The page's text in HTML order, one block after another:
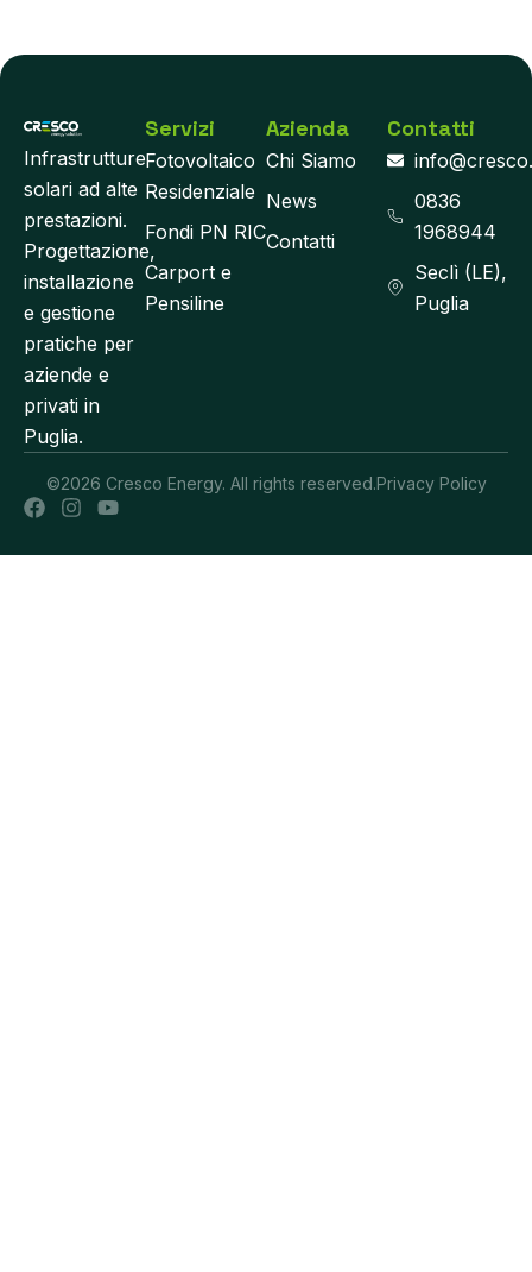
Infrastrutture
solari ad alte
prestazioni.
Progettazione,
installazione
e gestione
pratiche per
aziende e
privati in
Puglia.
Servizi
Fotovoltaico
Residenziale
Fondi PN RIC
Carport e
Pensiline
Azienda
Chi Siamo
News
Contatti
Contatti
0836
1968944
Seclì (LE),
Puglia
©2026 Cresco Energy. All rights reserved.Privacy Policy
F
a
I
Y